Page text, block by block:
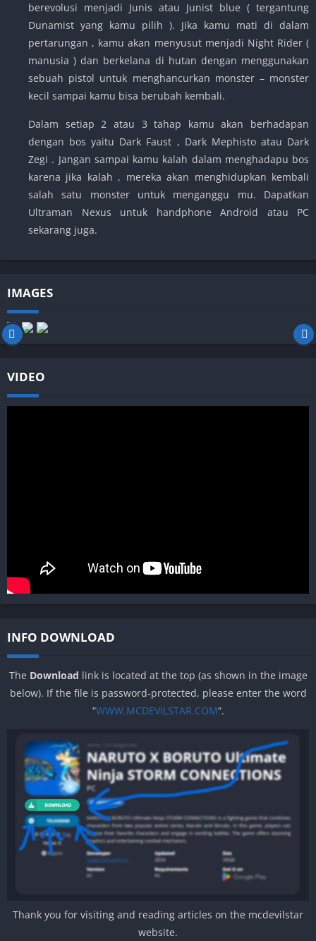
berevolusi menjadi Junis atau Junist blue ( tergantung
Dunamist yang kamu pilih ). Jika kamu mati di dalam
pertarungan , kamu akan menyusut menjadi Night Rider (
manusia ) dan berkelana di hutan dengan menggunakan
sebuah pistol untuk menghancurkan monster – monster
kecil sampai kamu bisa berubah kembali.
Dalam setiap 2 atau 3 tahap kamu akan berhadapan
dengan bos yaitu Dark Faust , Dark Mephisto atau Dark
Zegi . Jangan sampai kamu kalah dalam menghadapu bos
karena jika kalah , mereka akan menghidupkan kembali
salah satu monster untuk menganggu mu. Dapatkan
Ultraman Nexus untuk handphone Android atau PC
sekarang juga.
IMAGES
VIDEO
INFO DOWNLOAD
The Download link is located at the top (as shown in the image
below). If the file is password-protected, please enter the word
“WWW.MCDEVILSTAR.COM“.
Thank you for visiting and reading articles on the mcdevilstar
website.